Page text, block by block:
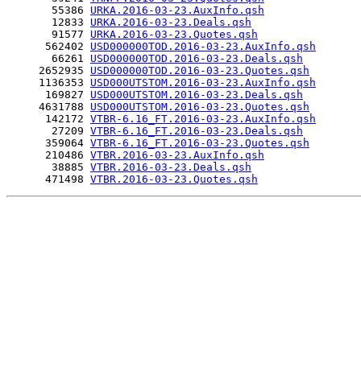
       55386
URKA.2016-03-23.AuxInfo.qsh
       12833
URKA.2016-03-23.Deals.qsh
       91577
URKA.2016-03-23.Quotes.qsh
      562402
USD000000TOD.2016-03-23.AuxInfo.qsh
       66261
USD000000TOD.2016-03-23.Deals.qsh
     2652935
USD000000TOD.2016-03-23.Quotes.qsh
     1136353
USD000UTSTOM.2016-03-23.AuxInfo.qsh
      169827
USD000UTSTOM.2016-03-23.Deals.qsh
     4631788
USD000UTSTOM.2016-03-23.Quotes.qsh
      142172
VTBR-6.16_FT.2016-03-23.AuxInfo.qsh
       27209
VTBR-6.16_FT.2016-03-23.Deals.qsh
      359064
VTBR-6.16_FT.2016-03-23.Quotes.qsh
      210486
VTBR.2016-03-23.AuxInfo.qsh
       38885
VTBR.2016-03-23.Deals.qsh
      471498
VTBR.2016-03-23.Quotes.qsh